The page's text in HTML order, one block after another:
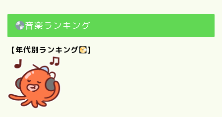
音楽ランキング
【年代別ランキング 】